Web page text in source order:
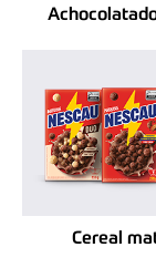
Cereal